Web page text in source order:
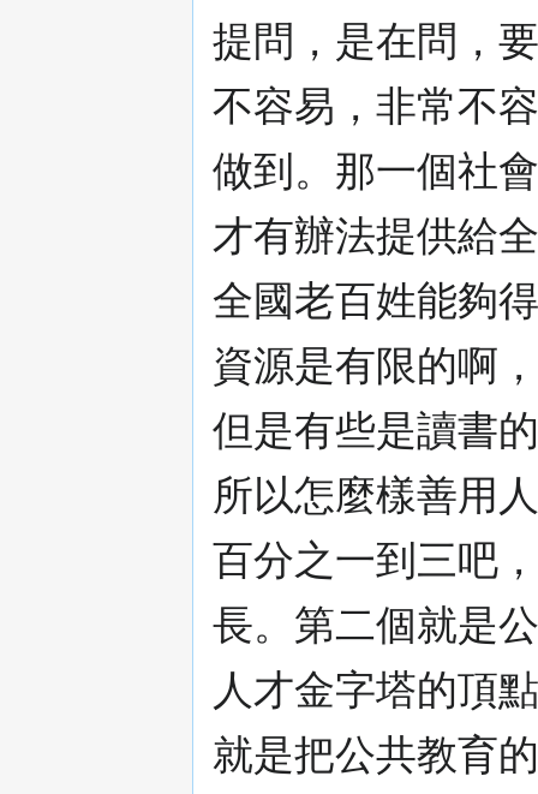
提問，是在問，
不容易，非常不
做到。那一個社
才有辦法提供給
全國老百姓能夠
資源是有限的啊
但是有些是讀書
所以怎麼樣善用
百分之一到三吧
長。第二個就是
人才金字塔的頂
就是把公共教育